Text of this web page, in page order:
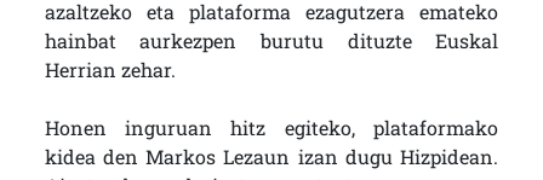
azaltzeko eta plataforma ezagutzera emateko
hainbat aurkezpen burutu dituzte Euskal
Herrian zehar.
Honen inguruan hitz egiteko, plataformako
kidea den Markos Lezaun izan dugu Hizpidean.